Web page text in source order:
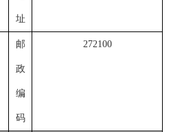
址
邮
政
编
码
272100